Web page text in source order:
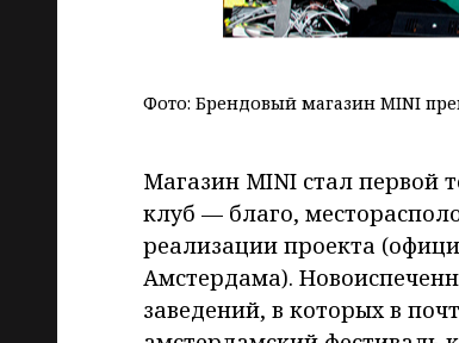
Фото: Брендовый магазин MINI
Магазин MINI стал первой
клуб — благо,
реализации проекта
Амстердама).
заведений, в которых в